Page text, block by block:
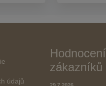
údajů
Hodnocení
zákazníků